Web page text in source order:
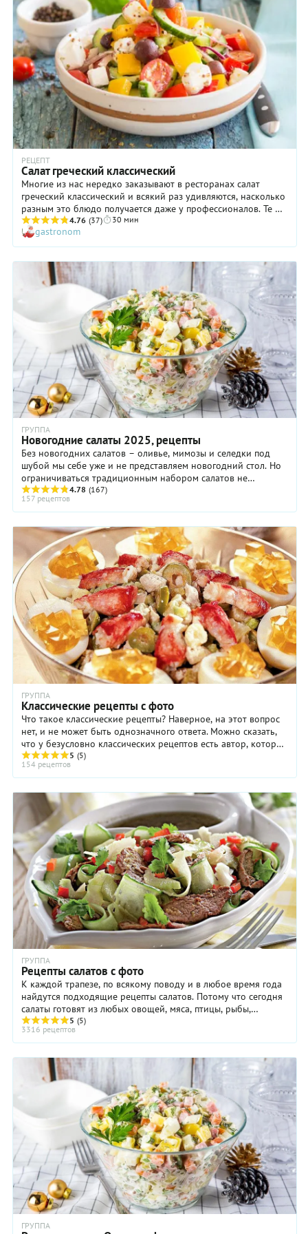
РЕЦЕПТ
Салат греческий классический
Многие из нас нередко заказывают в ресторанах салат
греческий классический и всякий раз удивляются, насколько
разным это блюдо получается даже у профессионалов. Те же,
кто пробовал его непосредственно на земле Древней
Эллады, знают истинный вкус, который обеспечивается
сочными помидорами и оливками, созревшими под лучами
жаркого солнца, а также нежнейшей маслянистой фетой,
изготовленной из самого свежего натурального молока.
Вроде бы, все невероятно просто (греки называют такой
салат «хориатики», то есть, «деревенский»), но
гастрономические впечатления — просто фантастические!
Поэтому, если вы захотите приготовить это блюдо
самостоятельно, постарайтесь найти самые спелые овощи,
хорошую фету или брынзу, а также оливковое масло первого
холодного отжима, которое играет далеко не последнюю
роль в этом спектакле вкусов и ароматов.
4.76 (37) 30 мин
gastronom
ГРУППА
Новогодние салаты 2025, рецепты
Без новогодних салатов – оливье, мимозы и селедки под
шубой мы себе уже и не представляем новогодний стол. Но
ограничиваться традиционным набором салатов не
обязательно. ...
4.78 (167)
157 рецептов
ГРУППА
Классические рецепты с фото
Что такое классические рецепты? Наверное, на этот вопрос
нет, и не может быть однозначного ответа. Можно сказать,
что у безусловно классических рецептов есть автор, который
зафиксировал их ...
5 (5)
154 рецептов
ГРУППА
Рецепты салатов с фото
К каждой трапезе, по всякому поводу и в любое время года
найдутся подходящие рецепты салатов. Потому что сегодня
салаты готовят из любых овощей, мяса, птицы, рыбы,
макаронных изделий, крупы и бобовых, ...
5 (5)
3316 рецептов
ГРУППА